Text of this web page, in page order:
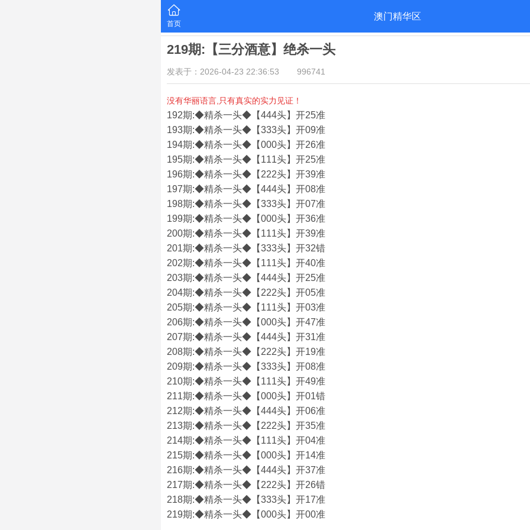
首页
澳门精华区
219期:【三分酒意】绝杀一头
发表于：2026-04-23 22:36:53 996741
没有华丽语言,只有真实的实力见证！
192期:◆精杀一头◆【444头】开25准
193期:◆精杀一头◆【333头】开09准
194期:◆精杀一头◆【000头】开26准
195期:◆精杀一头◆【111头】开25准
196期:◆精杀一头◆【222头】开39准
197期:◆精杀一头◆【444头】开08准
198期:◆精杀一头◆【333头】开07准
199期:◆精杀一头◆【000头】开36准
200期:◆精杀一头◆【111头】开39准
201期:◆精杀一头◆【333头】开32错
202期:◆精杀一头◆【111头】开40准
203期:◆精杀一头◆【444头】开25准
204期:◆精杀一头◆【222头】开05准
205期:◆精杀一头◆【111头】开03准
206期:◆精杀一头◆【000头】开47准
207期:◆精杀一头◆【444头】开31准
208期:◆精杀一头◆【222头】开19准
209期:◆精杀一头◆【333头】开08准
210期:◆精杀一头◆【111头】开49准
211期:◆精杀一头◆【000头】开01错
212期:◆精杀一头◆【444头】开06准
213期:◆精杀一头◆【222头】开35准
214期:◆精杀一头◆【111头】开04准
215期:◆精杀一头◆【000头】开14准
216期:◆精杀一头◆【444头】开37准
217期:◆精杀一头◆【222头】开26错
218期:◆精杀一头◆【333头】开17准
219期:◆精杀一头◆【000头】开00准